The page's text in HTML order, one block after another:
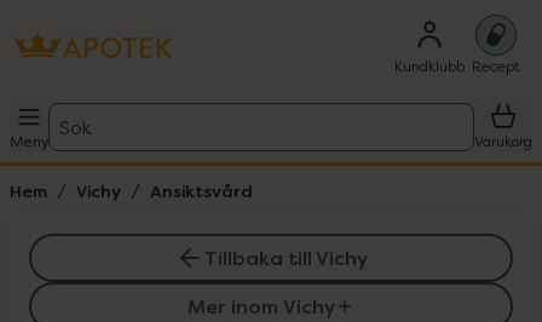
Kundklubb Recept
Meny
Sök
Varukorg
Hem Vichy Ansiktsvård
Tillbaka till Vichy
Mer inom Vichy